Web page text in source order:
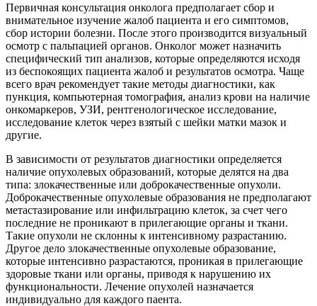
Первичная консультация онколога предполагает сбор и
внимательное изучение жалоб пациента и его симптомов,
сбор истории болезни. После этого производится визуальный
осмотр с пальпацией органов. Онколог может назначить
специфический тип анализов, которые определяются исходя
из беспокоящих пациента жалоб и результатов осмотра. Чаще
всего врач рекомендует такие методы диагностики, как
пункция, компьютерная томография, анализ крови на наличие
онкомаркеров, УЗИ, рентгенологическое исследование,
исследование клеток через взятый с шейки матки мазок и
другие.
В зависимости от результатов диагностики определяется
наличие опухолевых образований, которые делятся на два
типа: злокачественные или доброкачественные опухоли.
Доброкачественные опухолевые образования не предполагают
метастазирование или инфильтрацию клеток, за счет чего
последние не проникают в прилегающие органы и ткани.
Такие опухоли не склонны к интенсивному разрастанию.
Другое дело злокачественные опухолевые образование,
которые интенсивно разрастаются, проникая в прилегающие
здоровые ткани или органы, приводя к нарушению их
функциональности. Лечение опухолей назначается
индивидуально для каждого паента.